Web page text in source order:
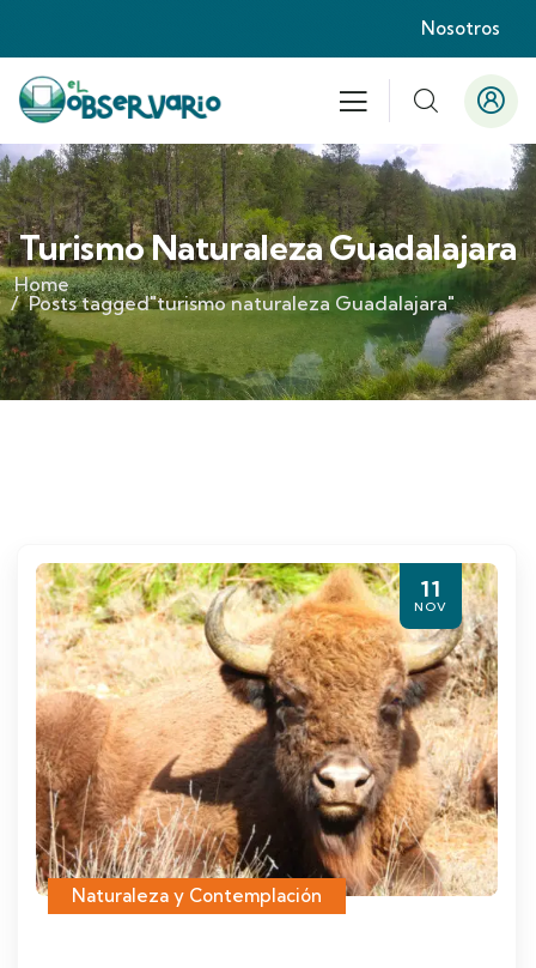
Nosotros
Turismo Naturaleza Guadalajara
Home
Posts tagged"turismo naturaleza Guadalajara"
11
NOV
Naturaleza y Contemplación